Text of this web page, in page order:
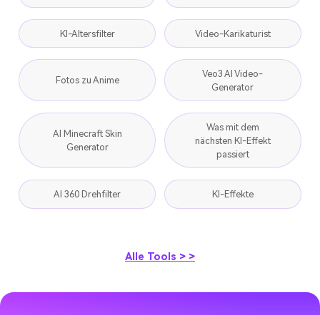
KI-Altersfilter Video-Karikaturist
Fotos zu Anime
Veo3 AI Video-
Generator
AI Minecraft Skin
Generator
Was mit dem
nächsten KI-Effekt
passiert
AI 360 Drehfilter KI-Effekte
Alle Tools > >